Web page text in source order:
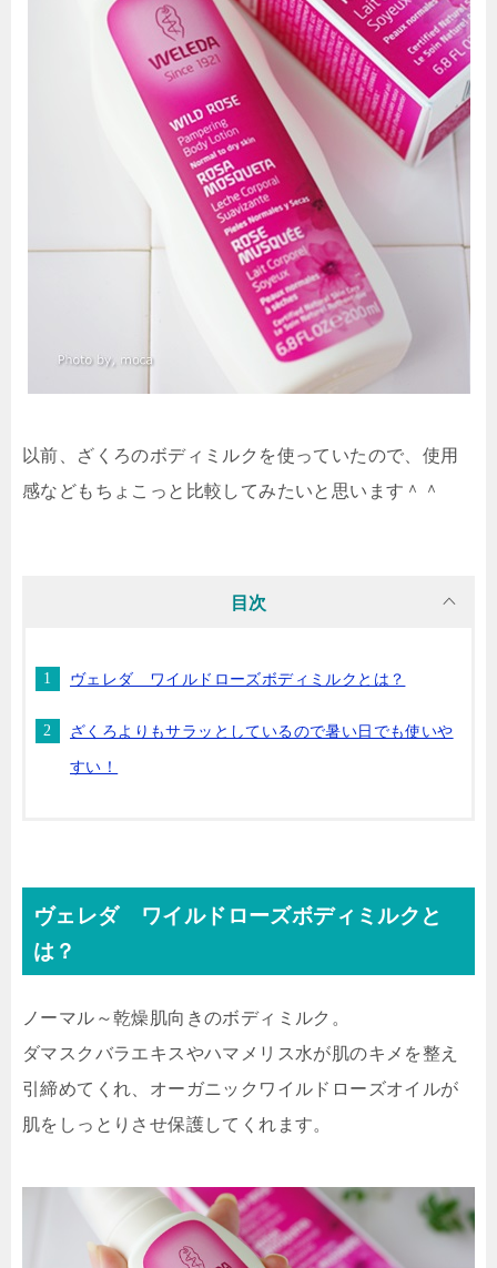
以前、ざくろのボディミルクを使っていたので、使用
感などもちょこっと比較してみたいと思います＾＾
目次
ヴェレダ ワイルドローズボディミルクとは？
ざくろよりもサラッとしているので暑い日でも使いや
すい！
ヴェレダ ワイルドローズボディミルクと
は？
ノーマル～乾燥肌向きのボディミルク。
ダマスクバラエキスやハマメリス水が肌のキメを整え
引締めてくれ、オーガニックワイルドローズオイルが
肌をしっとりさせ保護してくれます。